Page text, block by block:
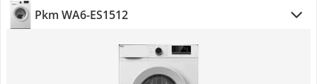
Pkm WA6-ES1512